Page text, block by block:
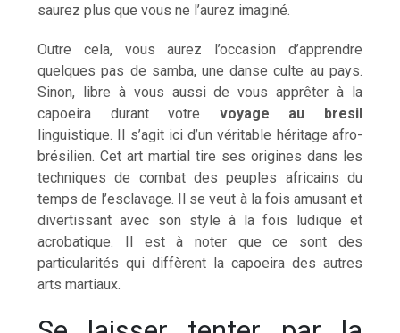
saurez plus que vous ne l’aurez imaginé.
Outre cela, vous aurez l’occasion d’apprendre
quelques pas de samba, une danse culte au pays.
Sinon, libre à vous aussi de vous apprêter à la
capoeira durant votre voyage au bresil
linguistique. Il s’agit ici d’un véritable héritage afro-
brésilien. Cet art martial tire ses origines dans les
techniques de combat des peuples africains du
temps de l’esclavage. Il se veut à la fois amusant et
divertissant avec son style à la fois ludique et
acrobatique. Il est à noter que ce sont des
particularités qui diffèrent la capoeira des autres
arts martiaux.